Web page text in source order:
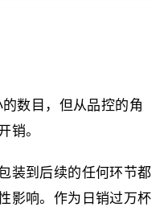
数目，但从品控的角
销。
装到后续的任何环节都
影响。作为日销过万杯